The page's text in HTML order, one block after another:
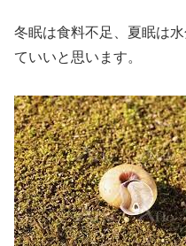
冬眠は食料不足、夏眠は
ていいと思います。